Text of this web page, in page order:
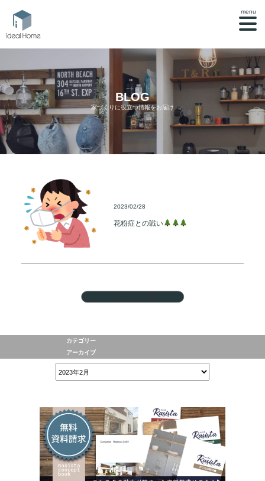
menu
BLOG
家づくりに役立つ情報をお届け
2023/02/28
花粉症との戦い
カテゴリー
アーカイブ